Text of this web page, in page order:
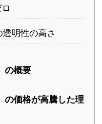
明性の高さ
の概要
の価格が高騰した理